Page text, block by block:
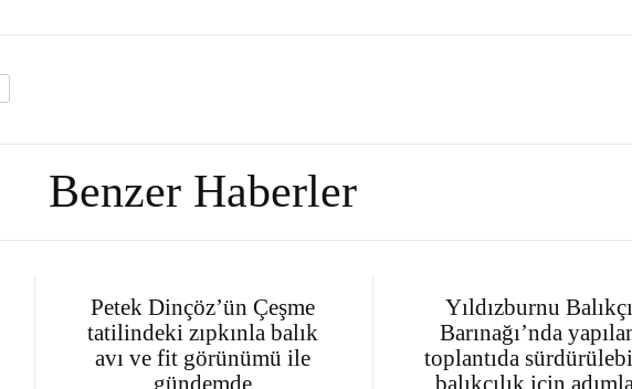
Benzer Haberler
Petek Dinçöz’ün Çeşme
tatilindeki zıpkınla balık
avı ve fit görünümü ile
gündemde
Yıldızburnu Balıkçı
Barınağı’nda
toplantıda
balıkçılık için